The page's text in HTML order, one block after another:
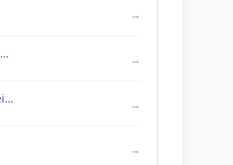
→
Entreprise Bertier - Couvreur - Vitry sur Seine →
Couvreur Vitry-sur-Seine - Lanoy (94) →
→